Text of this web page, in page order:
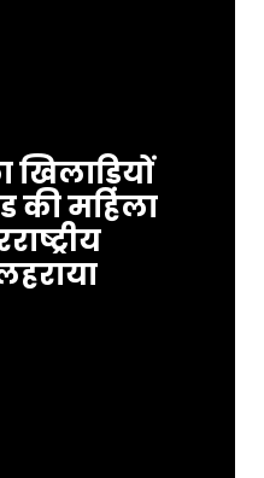
खिलाड़ियों
की महिला